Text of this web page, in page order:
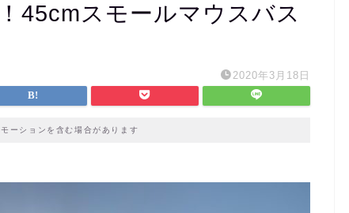
45cmスモールマウスバス
2020年3月18日
ーションを含む場合があります